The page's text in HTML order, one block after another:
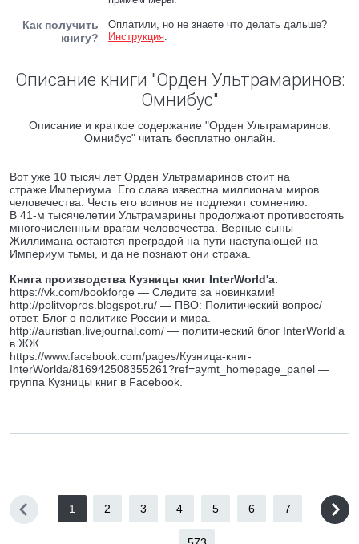
Как получить
книгу?
Оплатили, но не знаете что делать дальше?
Инструкция.
Описание книги "Орден Ультрамаринов:
Омнибус"
Описание и краткое содержание "Орден Ультрамаринов:
Омнибус" читать бесплатно онлайн.
Вот уже 10 тысяч лет Орден Ультрамаринов стоит на
страже Империума. Его слава известна миллионам миров
человечества. Честь его воинов не подлежит сомнению.
В 41-м тысячелетии Ультрамарины продолжают противостоять
многочисленным врагам человечества. Верные сыны
Жиллимана остаются преградой на пути наступающей на
Империум тьмы, и да не познают они страха.
Книга производства Кузницы книг InterWorld'a.
https://vk.com/bookforge — Следите за новинками!
http://politvopros.blogspot.ru/ — ПВО: Политический вопрос/
ответ. Блог о политике России и мира.
http://auristian.livejournal.com/ — политический блог InterWorld'а
в ЖЖ.
https://www.facebook.com/pages/Кузница-книг-
InterWorldа/816942508355261?ref=aymt_homepage_panel —
группа Кузницы книг в Facebook.
1 2 3 4 5 6 7